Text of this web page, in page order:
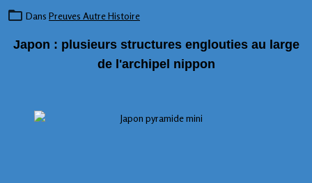
Dans Preuves Autre Histoire
Japon : plusieurs structures englouties au large
de l'archipel nippon